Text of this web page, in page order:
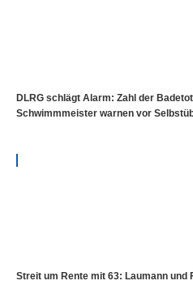
DLRG schlägt Alarm: Zahl der
Schwimmmeister warnen vor
Streit um Rente mit 63: Laumann und